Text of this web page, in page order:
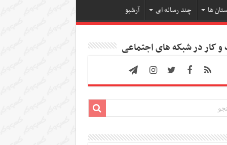
ها چند رسانه ای آرشیو
کار در شبکه های اجتماعی